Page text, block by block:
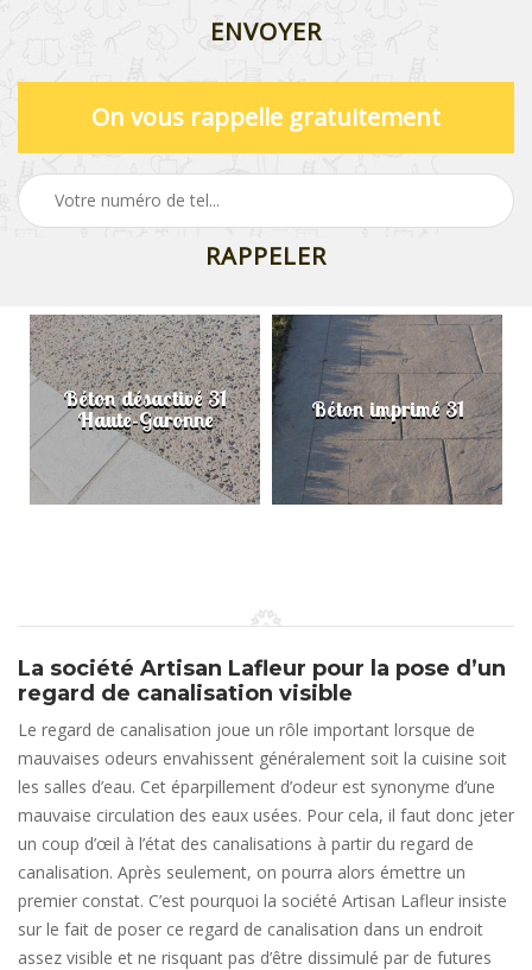
On vous rappelle gratuitement
Béton désactivé 31
Haute-Garonne Béton imprimé 31
La société Artisan Lafleur pour la pose d’un
regard de canalisation visible
Le regard de canalisation joue un rôle important lorsque de
mauvaises odeurs envahissent généralement soit la cuisine soit
les salles d’eau. Cet éparpillement d’odeur est synonyme d’une
mauvaise circulation des eaux usées. Pour cela, il faut donc jeter
un coup d’œil à l’état des canalisations à partir du regard de
canalisation. Après seulement, on pourra alors émettre un
premier constat. C’est pourquoi la société Artisan Lafleur insiste
sur le fait de poser ce regard de canalisation dans un endroit
assez visible et ne risquant pas d’être dissimulé par de futures